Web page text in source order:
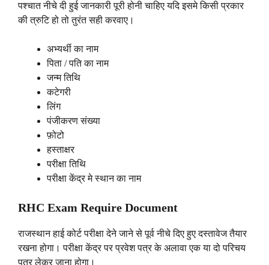
पश्चात नीचे दी हुई जानकारी पूरी होनी चाहिए यदि इसमे किसी प्रकार
की त्रुटि हो तो तुरंत सही करवाए।
अभ्यर्थी का नाम
पिता / पति का नाम
जन्म तिथि
कटेगरी
लिंग
पंजीकरण संख्या
फ़ोटो
हस्ताक्षर
परीक्षा तिथि
परीक्षा केंद्र मे स्थान का नाम
RHC Exam Require Document
राजस्थान हाई कोर्ट परीक्षा देने जाने से पूर्व नीचे दिए हुए दस्तावेज तैयार
रखना होगा। परीक्षा केंद्र पर प्रवेश पत्र के अलावा एक या दो परिचय
पत्र लेकर जाना होगा।